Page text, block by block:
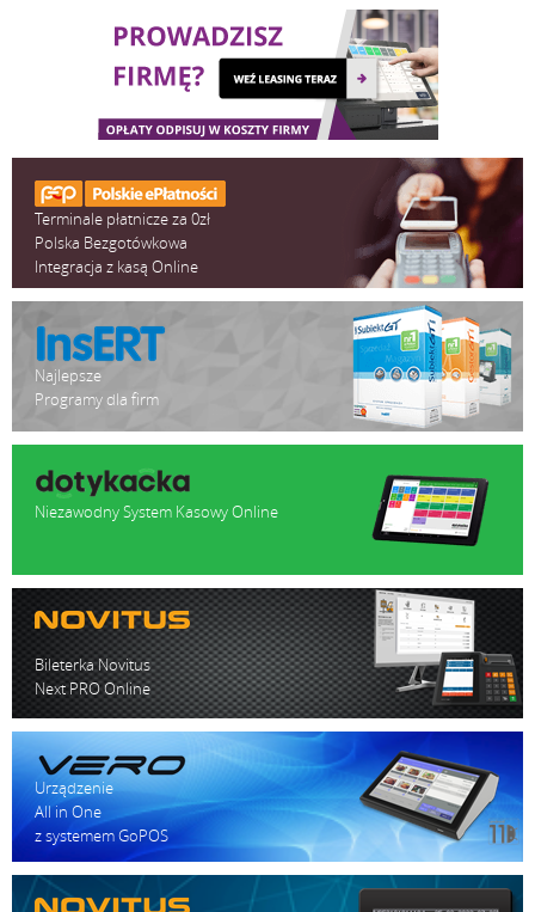
Terminale płatnicze za 0zł
Polska Bezgotówkowa
Integracja z kasą Online
Najlepsze
Programy dla firm
Niezawodny System Kasowy Online
Bileterka Novitus
Next PRO Online
Urządzenie
All in One
z systemem GoPOS